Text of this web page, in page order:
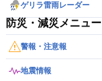
ゲリラ雷雨レーダー
防災・減災メニュー
警報・注意報
地震情報